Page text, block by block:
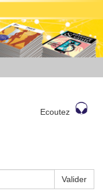
Ecoutez
Valider